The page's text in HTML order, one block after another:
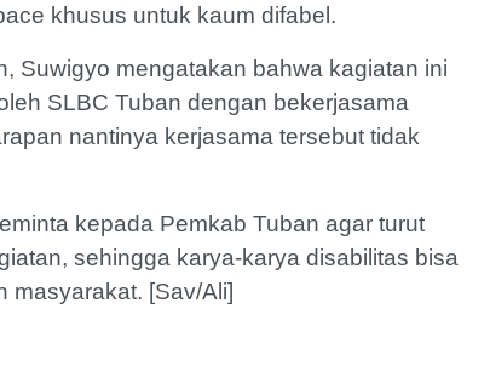
khusus untuk kaum difabel.
Suwigyo mengatakan bahwa kagiatan ini
SLBC Tuban dengan bekerjasama
nantinya kerjasama tersebut tidak
kepada Pemkab Tuban agar turut
sehingga karya-karya disabilitas bisa
masyarakat. [Sav/Ali]